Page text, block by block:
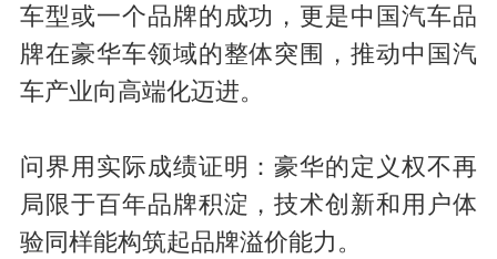
车型或一个品牌的成功，更是中国汽车品
牌在豪华车领域的整体突围，推动中国汽
车产业向高端化迈进。
问界用实际成绩证明：豪华的定义权不再
局限于百年品牌积淀，技术创新和用户体
验同样能构筑起品牌溢价能力。